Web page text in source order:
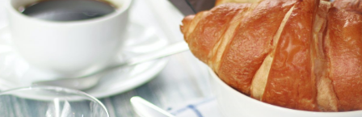
LES ESPACES DE VIE SOCIALE LE CINÉMA
LA MJC LES LIEUX
CONTACT